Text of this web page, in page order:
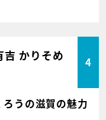
吉 かりそめ
4
うの滋賀の魅力